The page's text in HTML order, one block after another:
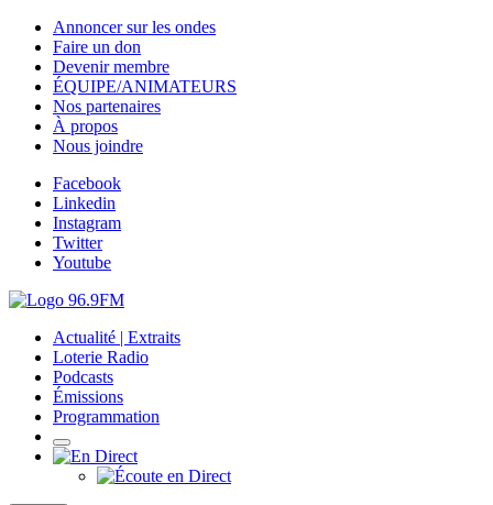
Annoncer sur les ondes
Faire un don
Devenir membre
ÉQUIPE/ANIMATEURS
Nos partenaires
À propos
Nous joindre
Facebook
Linkedin
Instagram
Twitter
Youtube
Actualité | Extraits
Loterie Radio
Podcasts
Émissions
Programmation